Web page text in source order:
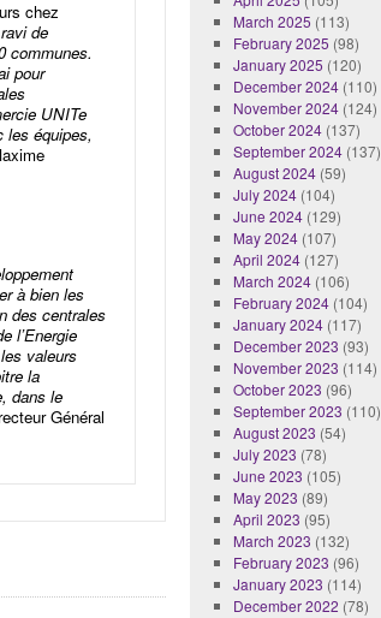
chez
de
communes.
pour
UNITe
les équipes,
à bien les
des centrales
l’Energie
valeurs
la
dans le
Général
March 2025 (113)
February 2025 (98)
January 2025 (120)
December 2024(110)
November 2024(124)
October 2024(137)
September 2024(137)
August 2024(59)
July 2024(104)
June 2024(129)
May 2024(107)
April 2024(127)
March 2024(106)
February 2024(104)
January 2024(117)
December 2023 (93)
November 2023 (114)
October 2023 (96)
September 2023 (110)
August 2023 (54)
July 2023 (78)
June 2023 (105)
May 2023 (89)
April 2023 (95)
March 2023 (132)
February 2023 (96)
January 2023 (114)
December 2022 (78)